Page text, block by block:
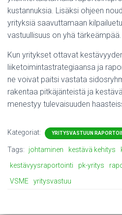
kustannuksia. Lisäksi ohjeen
yrityksiä saavuttamaan
vastuullisuus on yhä tärkeämpää.
Kun yritykset ottavat
liiketoimintastrategiaansa ja
ne voivat paitsi vastata
rakentaa pitkäjänteistä ja
menestyy tulevaisuuden
Kategoriat: YRITYSVASTUUN
Tags: johtaminen kestävä kehitys
kestävyysraportointi
pk-yritys
VSME
yritysvastuu